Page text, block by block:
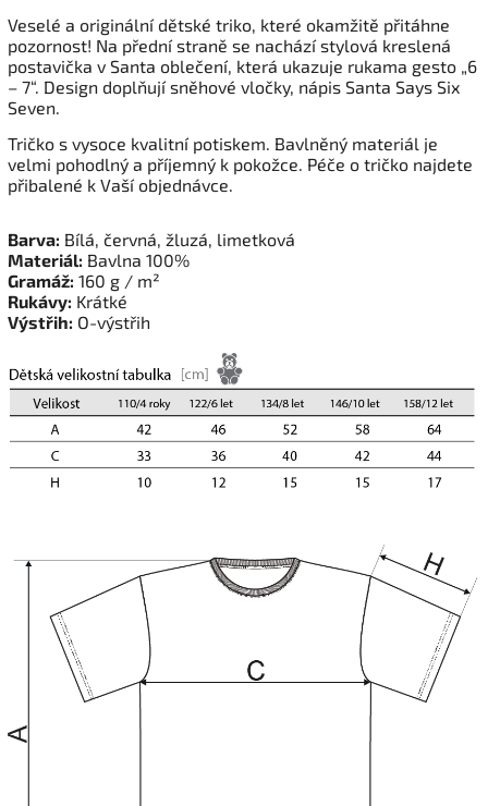
Veselé a originální dětské triko, které okamžitě přitáhne
pozornost! Na přední straně se nachází stylová kreslená
postavička v Santa oblečení, která ukazuje rukama gesto „6
– 7“. Design doplňují sněhové vločky, nápis Santa Says Six
Seven.
Tričko s vysoce kvalitní potiskem. Bavlněný materiál je
velmi pohodlný a příjemný k pokožce. Péče o tričko najdete
přibalené k Vaší objednávce.
Barva: Bílá, červná, žluzá, limetková
Materiál: Bavlna 100%
Gramáž: 160 g / m²
Rukávy: Krátké
Výstřih: O-výstřih